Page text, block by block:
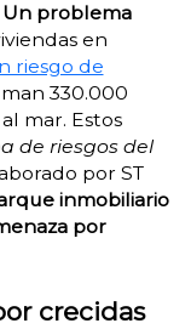
Un problema
en
riesgo de
330.000
mar. Estos
de riesgos del
por ST
inmobiliario
por
crecidas